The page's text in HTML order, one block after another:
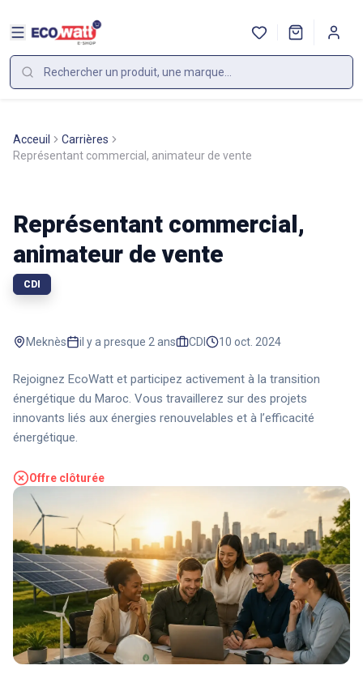
Acceuil
Carrières
Représentant commercial, animateur de vente
Représentant commercial,
animateur de vente
CDI
Meknès il y a presque 2 ans CDI 10 oct. 2024
Rejoignez EcoWatt et participez activement à la transition
énergétique du Maroc. Vous travaillerez sur des projets
innovants liés aux énergies renouvelables et à l’efficacité
énergétique.
Offre clôturée